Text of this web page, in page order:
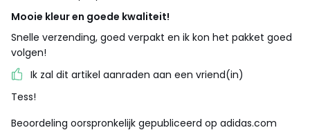
Mooie kleur en goede kwaliteit!
Snelle verzending, goed verpakt en ik kon het pakket goed
volgen!
Ik zal dit artikel aanraden aan een vriend(in)
Tess!
Beoordeling oorspronkelijk gepubliceerd op adidas.com